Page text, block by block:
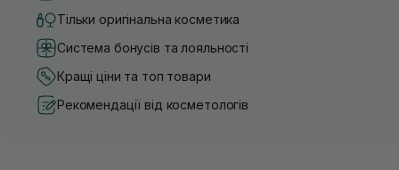
Тільки оригінальна косметика
Система бонусів та лояльності
Кращі ціни та топ товари
Рекомендації від косметологів